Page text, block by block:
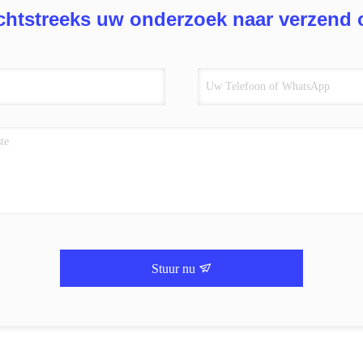
uw onderzoek naar verzend
Stuur nu